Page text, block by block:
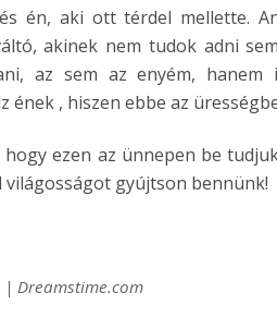
én, aki ott térdel mellette.
akinek nem tudok adni
az sem az enyém, hanem
ének , hiszen ebbe az
hogy ezen az ünnepen be
világosságot gyújtson bennünk!
Dreamstime.com